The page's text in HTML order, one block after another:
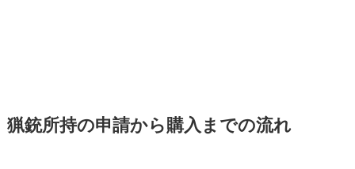
猟銃所持の申請から購入までの流れ